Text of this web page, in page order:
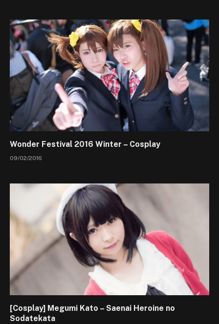
Wonder Festival 2016 Winter – Cosplay
09/02/2016
[Cosplay] Megumi Kato – Saenai Heroine no
Sodatekata